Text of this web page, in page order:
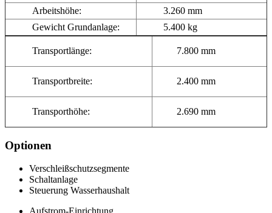
Arbeitshöhe:
3.260 mm
Gewicht Grundanlage:
5.400 kg
Transportlänge: 7.800 mm
Transportbreite: 2.400 mm
Transporthöhe: 2.690 mm
Optionen
Verschleißschutzsegmente
Schaltanlage
Steuerung Wasserhaushalt